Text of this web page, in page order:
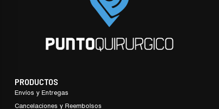
PRODUCTOS
Envíos y Entregas
Cancelaciones y Reembolsos